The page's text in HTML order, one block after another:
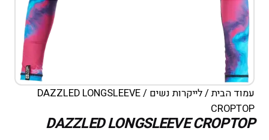
עמוד הבית/לייקרות נשים
/ DAZZLED LONGSLEEVE
CROPTOP
DAZZLED LONGSLEEVE CROPTOP